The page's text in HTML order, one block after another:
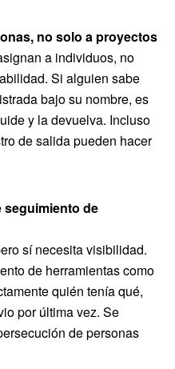
no solo a proyectos
a individuos, no
Si alguien sabe
bajo su nombre, es
y la devuelva. Incluso
de salida pueden hacer
seguimiento de
sí necesita visibilidad.
de herramientas como
quién tenía qué,
por última vez. Se
de personas